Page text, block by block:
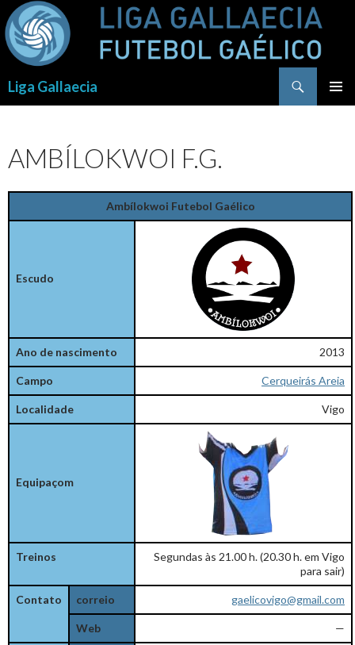
Liga Gallaecia
CONTEÚDO
AMBÍLOKWOI F.G.
Ambílokwoi Futebol Gaélico
Escudo
Ano de nascimento 2013
Campo Cerqueirás Areia
Localidade Vigo
Equipaçom
Treinos
Segundas às 21.00 h. (20.30 h. em Vigo
para sair)
Contato correio gaelicovigo@gmail.com
Web —